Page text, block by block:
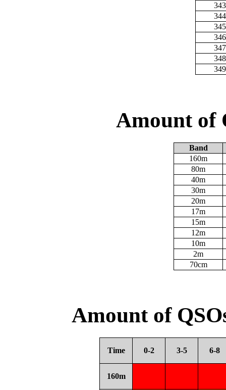
343
344
345
346
347
348
349
Amount of
Band
160m
80m
40m
30m
20m
17m
15m
12m
10m
2m
70cm
Amount of
Time 0-2 3-5 6-8
160m